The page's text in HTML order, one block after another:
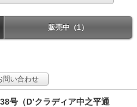
販売中（1）
い合わせ
号（D’クラディア中之平通